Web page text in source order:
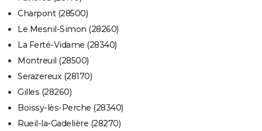
Charpont (28500)
Le Mesnil-Simon (28260)
La Ferté-Vidame (28340)
Montreuil (28500)
Serazereux (28170)
Gilles (28260)
Boissy-lès-Perche (28340)
Rueil-la-Gadelière (28270)